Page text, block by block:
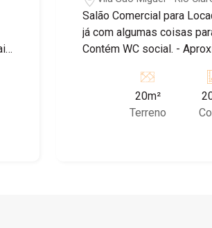
Salão Comercial para
já com algumas coisas
Contém WC social. -
20m²
Terreno